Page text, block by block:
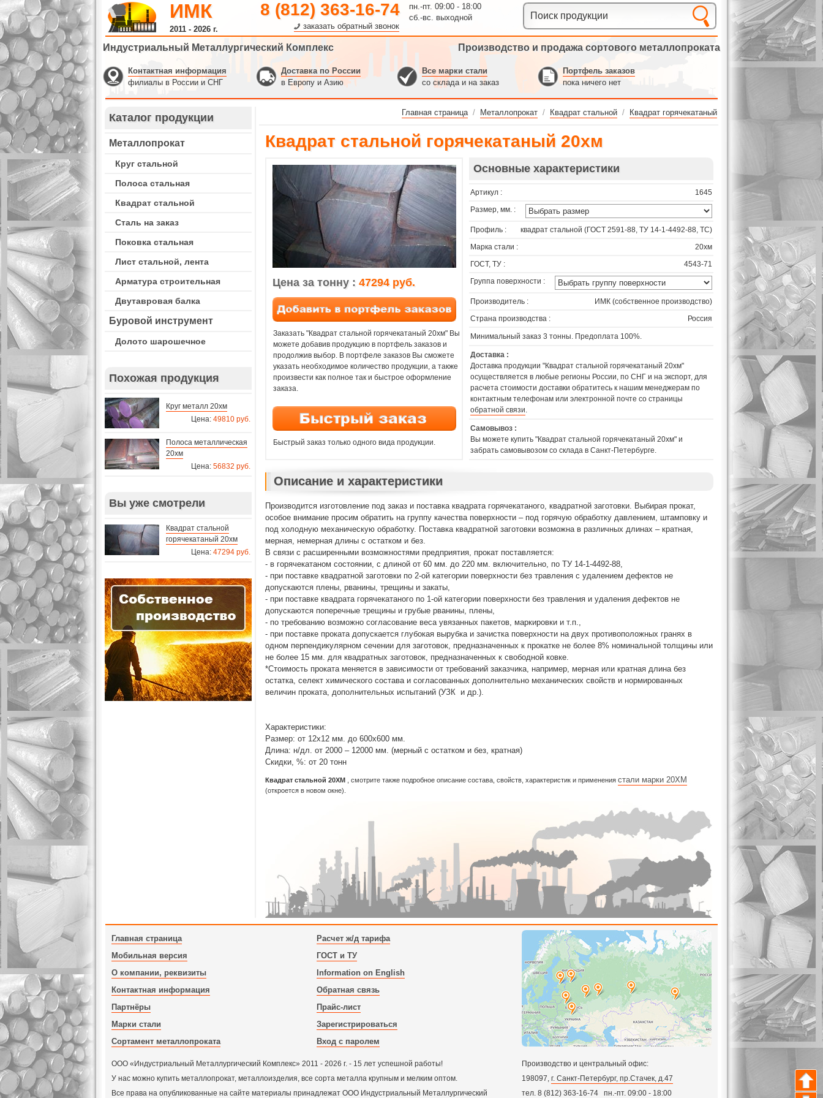
ИМК
2011 - 2026 г.
8 (812) 363-16-74
заказать обратный звонок
пн.-пт. 09:00 - 18:00
сб.-вс. выходной
Индустриальный Металлургический Комплекс Производство и продажа сортового металлопроката
Контактная информация
филиалы в России и СНГ
Доставка по России
в Европу и Азию
Все марки стали
со склада и на заказ
Портфель заказов
пока ничего нет
Каталог продукции
Металлопрокат
Круг стальной
Полоса стальная
Квадрат стальной
Сталь на заказ
Поковка стальная
Лист стальной, лента
Арматура строительная
Двутавровая балка
Буровой инструмент
Долото шарошечное
Похожая продукция
Круг металл 20хм
Цена: 49810 руб.
Полоса металлическая
20хм
Цена: 56832 руб.
Вы уже смотрели
Квадрат стальной
горячекатаный 20хм
Цена: 47294 руб.
Главная страница / Металлопрокат / Квадрат стальной / Квадрат горячекатаный
Квадрат стальной горячекатаный 20хм
Цена за тонну : 47294 руб.
Заказать "Квадрат стальной горячекатаный 20хм" Вы
можете добавив продукцию в портфель заказов и
продолжив выбор. В портфеле заказов Вы сможете
указать необходимое количество продукции, а также
произвести как полное так и быстрое оформление
заказа.
Быстрый заказ только одного вида продукции.
Основные характеристики
Артикул :
1645
Размер, мм. :
Профиль :
квадрат стальной (ГОСТ 2591-88, ТУ 14-1-4492-88, ТС)
Марка стали :
20хм
ГОСТ, ТУ :
4543-71
Группа поверхности :
Производитель :
ИМК (собственное производство)
Страна производства :
Россия
Минимальный заказ 3 тонны. Предоплата 100%.
Доставка :
Доставка продукции "Квадрат стальной горячекатаный 20хм"
осуществляется в любые регионы России, по СНГ и на экспорт, для
расчета стоимости доставки обратитесь к нашим менеджерам по
контактным телефонам или электронной почте со страницы
обратной связи.
Самовывоз :
Вы можете купить "Квадрат стальной горячекатаный 20хм" и
забрать самовывозом со склада в Санкт-Петербурге.
Описание и характеристики
Производится изготовление под заказ и поставка квадрата горячекатаного, квадратной заготовки. Выбирая прокат,
особое внимание просим обратить на группу качества поверхности – под горячую обработку давлением, штамповку и
под холодную механическую обработку. Поставка квадратной заготовки возможна в различных длинах – кратная,
мерная, немерная длины с остатком и без.
В связи с расширенными возможностями предприятия, прокат поставляется:
- в горячекатаном состоянии, с длиной от 60 мм. до 220 мм. включительно, по ТУ 14-1-4492-88,
- при поставке квадратной заготовки по 2-ой категории поверхности без травления с удалением дефектов не
допускаются плены, рванины, трещины и закаты,
- при поставке квадрата горячекатаного по 1-ой категории поверхности без травления и удаления дефектов не
допускаются поперечные трещины и грубые рванины, плены,
- по требованию возможно согласование веса увязанных пакетов, маркировки и т.п.,
- при поставке проката допускается глубокая вырубка и зачистка поверхности на двух противоположных гранях в
одном перпендикулярном сечении для заготовок, предназначенных к прокатке не более 8% номинальной толщины или
не более 15 мм. для квадратных заготовок, предназначенных к свободной ковке.
*Стоимость проката меняется в зависимости от требований заказчика, например, мерная или кратная длина без
остатка, селект химического состава и согласованных дополнительно механических свойств и нормированных
величин проката, дополнительных испытаний (УЗК и др.).
Характеристики:
Размер: от 12х12 мм. до 600х600 мм.
Длина: н/дл. от 2000 – 12000 мм. (мерный с остатком и без, кратная)
Скидки, %: от 20 тонн
Квадрат стальной 20ХМ , смотрите также подробное описание состава, свойств, характеристик и применения стали марки 20ХМ
(откроется в новом окне).
Главная страница
Мобильная версия
О компании, реквизиты
Контактная информация
Партнёры
Марки стали
Сортамент металлопроката
Расчет ж/д тарифа
ГОСТ и ТУ
Information on English
Обратная связь
Прайс-лист
Зарегистрироваться
Вход с паролем
ООО «Индустриальный Металлургический Комплекс» 2011 - 2026 г. - 15 лет успешной работы!
У нас можно купить металлопрокат, металлоизделия, все сорта металла крупным и мелким оптом.
Все права на опубликованные на сайте материалы принадлежат ООО Индустриальный Металлургический
Производство и центральный офис:
198097, г. Санкт-Петербург, пр.Стачек, д.47
тел. 8 (812) 363-16-74 пн.-пт. 09:00 - 18:00